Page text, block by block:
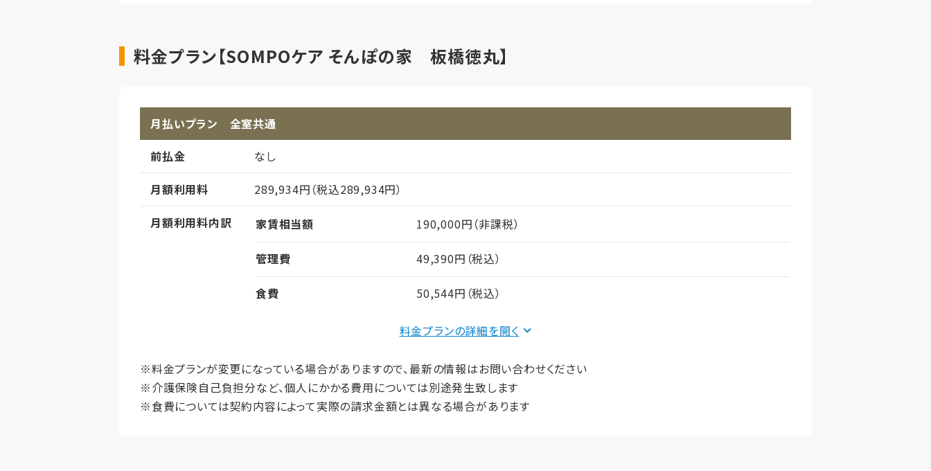
料金プラン【SOMPOケア そんぽの家 板橋徳丸】
月払いプラン 全室共通
前払金
なし
月額利用料
289,934円（税込289,934円）
月額利用料内訳
家賃相当額 190,000円（非課税）
管理費 49,390円（税込）
食費 50,544円（税込）
想定居住期間（償却年月数）
その他事項
料金プランの詳細を
※料金プランが変更になっている場合がありますので、最新の情報はお問い合わせください
※介護保険自己負担分など、個人にかかる費用については別途発生致します
※食費については契約内容によって実際の請求金額とは異なる場合があります